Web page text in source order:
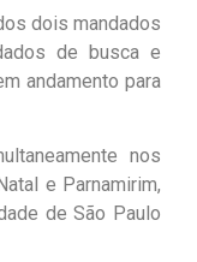
dois mandados
de busca e
andamento para
nos
e Parnamirim,
de São Paulo